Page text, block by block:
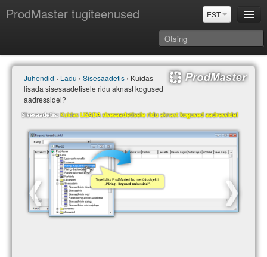
ProdMaster tugiteenused EST
Juhendid
Versiooniuuendused
Power BI & Merit Aktiva (EST)
Juhendid › Ladu › Sisesaadetis › Kuidas
lisada sisesaadetisele ridu aknast kogused
aadressidel?